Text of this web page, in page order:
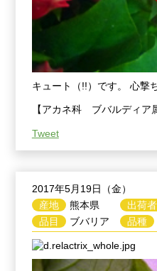
キュート（!!）です。 心撃
【アカネ科 ブバルディア
Tweet
2017年5月19日（金）
産地
熊本県
品目
ブバリア
出荷者
品種